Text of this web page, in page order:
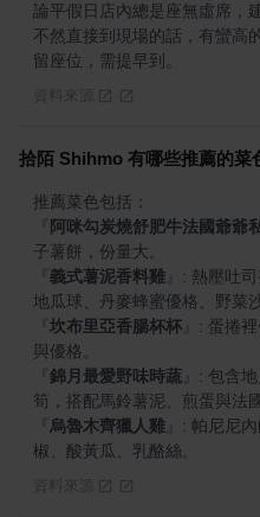
論平假日店內總是座無虛席，
不然直接到現場的話，有蠻高
留座位，需提早到。
拾陌 Shihmo 有哪些推薦的菜
阿咪勾炭燒舒肥牛法國爺爺
義式薯泥香料雞
: 熱壓吐
坎布里亞香腸杯杯
: 蛋捲
錦月最愛野味時蔬
: 包含
烏魯木齊獵人雞
: 帕尼尼
椒、酸黃瓜、乳酪絲。